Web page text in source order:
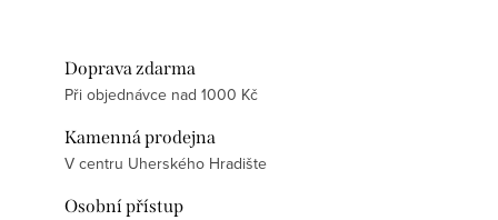
Doprava zdarma
Při objednávce nad 1000 Kč
Kamenná prodejna
V centru Uherského Hradište
Osobní přístup